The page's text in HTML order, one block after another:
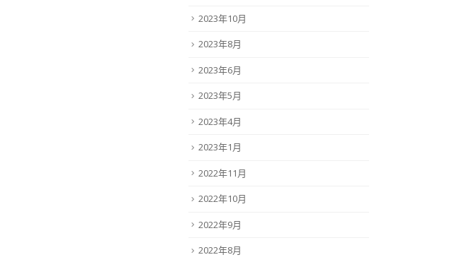
2023年10月
2023年8月
2023年6月
2023年5月
2023年4月
2023年1月
2022年11月
2022年10月
2022年9月
2022年8月